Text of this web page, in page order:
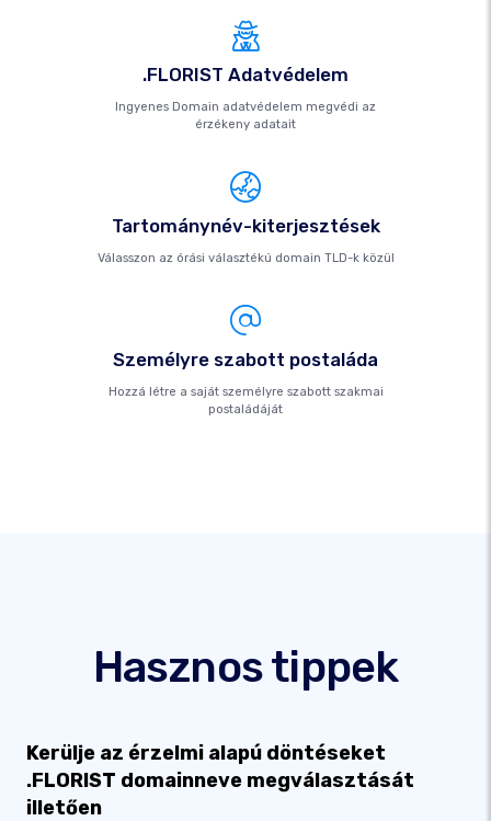
.FLORIST Adatvédelem
Ingyenes Domain adatvédelem megvédi az
érzékeny adatait
Tartománynév-kiterjesztések
Válasszon az órási választékú domain TLD-k közül
Személyre szabott postaláda
Hozzá létre a saját személyre szabott szakmai
postaládáját
Hasznos tippek
Kerülje az érzelmi alapú döntéseket
.FLORIST domainneve megválasztását
illetően